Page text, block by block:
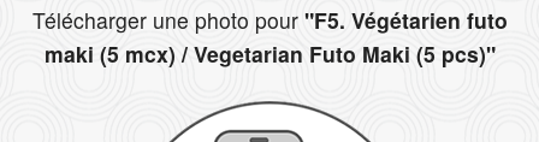
Télécharger une photo pour"F5. Végétarien futo
maki (5 mcx) / Vegetarian Futo Maki (5 pcs)"